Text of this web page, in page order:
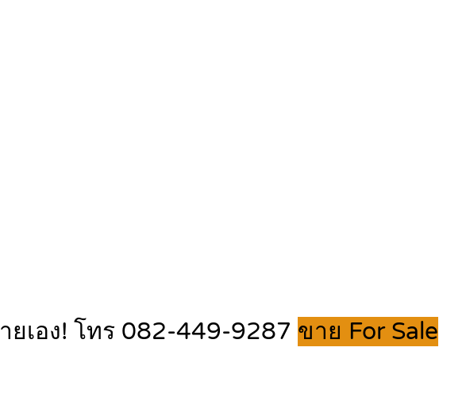
ยเอง! โทร 082-449-9287 ขาย For Sale